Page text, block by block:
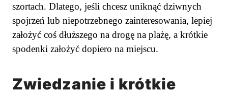
szortach. Dlatego, jeśli chcesz uniknąć dziwnych
spojrzeń lub niepotrzebnego zainteresowania, lepiej
założyć coś dłuższego na drogę na plażę, a krótkie
spodenki założyć dopiero na miejscu.
Zwiedzanie i krótkie